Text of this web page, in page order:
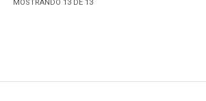
MOSTRANDO 13DE 13